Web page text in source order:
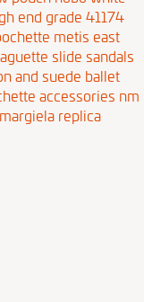
end grade 41174
metis east
slide sandals
and suede ballet
accessories nm
replica